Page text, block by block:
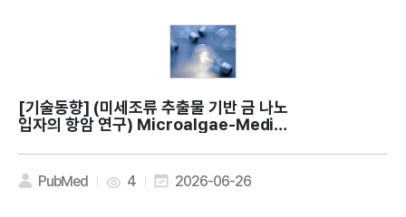
[기술동향]
입자의 항암 연구) Microalgae-Mediat
s from Indonesian Chlorella vulgari
s InaCC M205 with Potential Antic
ancer Properties for Biomedical A
PubMed 4 2026-06-26